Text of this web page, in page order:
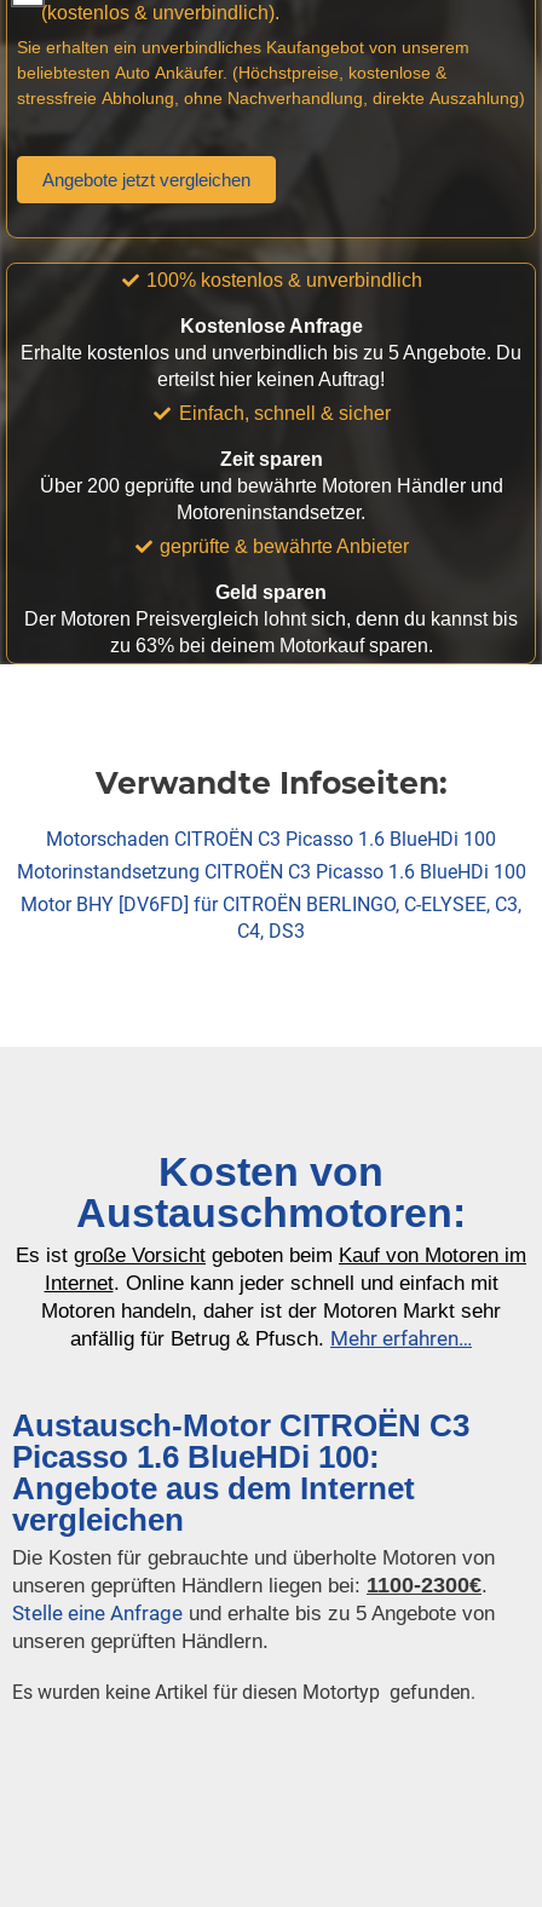
(kostenlos & unverbindlich).
Sie erhalten ein unverbindliches Kaufangebot von unserem
beliebtesten Auto Ankäufer. (Höchstpreise, kostenlose &
stressfreie Abholung, ohne Nachverhandlung, direkte Auszahlung)
Angebote jetzt vergleichen
100% kostenlos & unverbindlich
Kostenlose Anfrage
Erhalte kostenlos und unverbindlich bis zu 5 Angebote. Du
erteilst hier keinen Auftrag!
Einfach, schnell & sicher
Zeit sparen
Über 200 geprüfte und bewährte Motoren Händler und
Motoreninstandsetzer.
geprüfte & bewährte Anbieter
Geld sparen
Der Motoren Preisvergleich lohnt sich, denn du kannst bis
zu 63% bei deinem Motorkauf sparen.
Verwandte Infoseiten:
Motorschaden CITROËN C3 Picasso 1.6 BlueHDi 100
Motorinstandsetzung CITROËN C3 Picasso 1.6 BlueHDi 100
Motor BHY [DV6FD] für CITROËN BERLINGO, C-ELYSEE, C3,
C4, DS3
Kosten von
Austauschmotoren:
Es ist große Vorsicht geboten beim Kauf von Motoren im
Internet. Online kann jeder schnell und einfach mit
Motoren handeln, daher ist der Motoren Markt sehr
anfällig für Betrug & Pfusch. Mehr erfahren…
Austausch-Motor CITROËN C3
Picasso 1.6 BlueHDi 100:
Angebote aus dem Internet
vergleichen
Die Kosten für gebrauchte und überholte Motoren von
unseren geprüften Händlern liegen bei: 1100-2300€.
Stelle eine Anfrage und erhalte bis zu 5 Angebote von
unseren geprüften Händlern.
Es wurden keine Artikel für diesen Motortyp gefunden.